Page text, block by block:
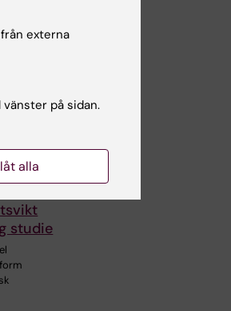
studie
externa
på sidan.
alla